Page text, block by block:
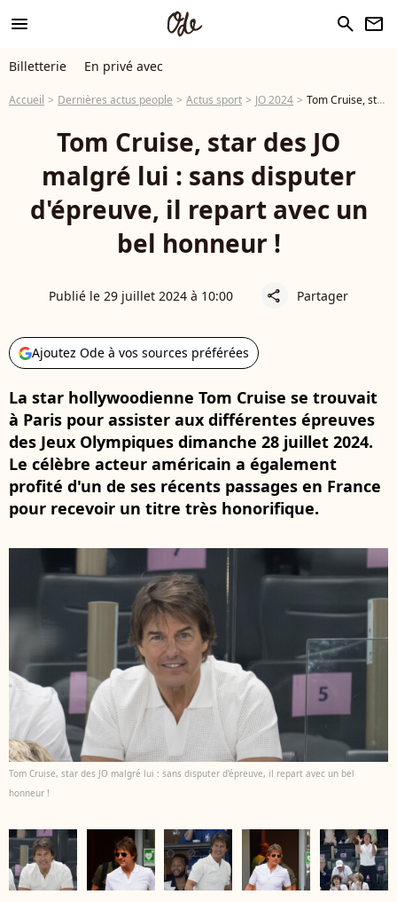
menu search newsletter
Billetterie En privé avec
Accueil Dernières actus people Actus sport JO 2024 Tom Cruise, star des JO malgré lui : sans disputer d'épreuve, il repart avec un bel honneur !
Tom Cruise, star des JO
malgré lui : sans disputer
d'épreuve, il repart avec un
bel honneur !
Publié le 29 juillet 2024 à 10:00 share Partager
Ajoutez Ode à vos sources préférées
La star hollywoodienne Tom Cruise se trouvait
à Paris pour assister aux différentes épreuves
des Jeux Olympiques dimanche 28 juillet 2024.
Le célèbre acteur américain a également
profité d'un de ses récents passages en France
pour recevoir un titre très honorifique.
Tom Cruise, star des JO malgré lui : sans disputer d'épreuve, il repart avec un bel
honneur !